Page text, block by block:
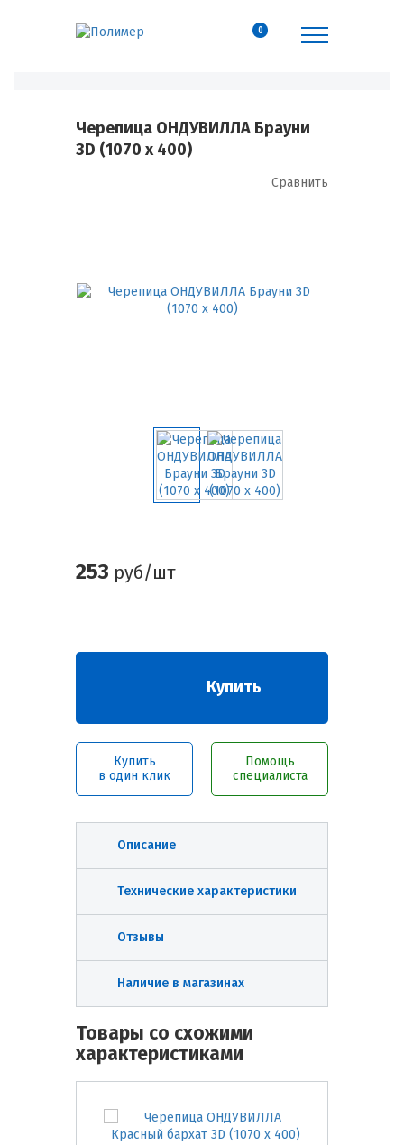
0
Черепица ОНДУВИЛЛА Брауни
3D (1070 х 400)
Сравнить
253 руб/шт
Купить
Купить
в один клик
Помощь
специалиста
Описание
Технические характеристики
Отзывы
Наличие в магазинах
Товары со схожими
характеристиками